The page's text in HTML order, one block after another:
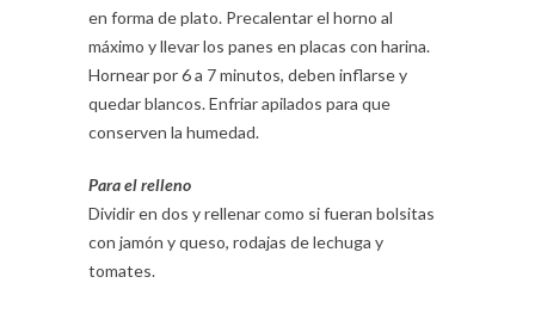
en forma de plato. Precalentar el horno al
máximo y llevar los panes en placas con harina.
Hornear por 6 a 7 minutos, deben inflarse y
quedar blancos. Enfriar apilados para que
conserven la humedad.
Para el relleno
Dividir en dos y rellenar como si fueran bolsitas
con jamón y queso, rodajas de lechuga y
tomates.